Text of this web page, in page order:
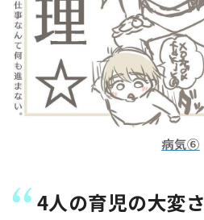
病気⑥
4人の育児の大変さ